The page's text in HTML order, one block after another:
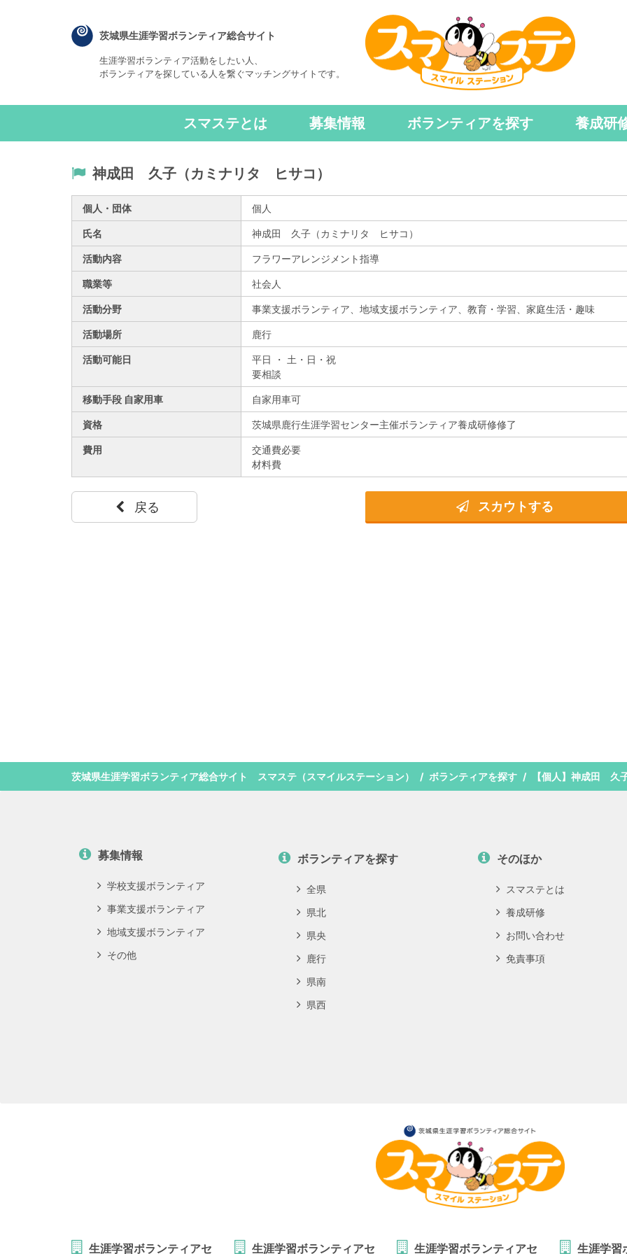
茨城県生涯学習ボランティア総合サイト
生涯学習ボランティア活動をしたい人、
ボランティアを探している人を繋ぐマッチングサイトです。
スマステとは 募集情報 ボランティアを探す 養成研
神成田 久子（カミナリタ ヒサコ）
個人・団体 個人
氏名 神成田 久子（カミナリタ ヒサコ）
活動内容 フラワーアレンジメント指導
職業等 社会人
活動分野 事業支援ボランティア、地域支援ボランティア、教育・学習、家庭生活・趣味
活動場所 鹿行
活動可能日
平日 ・ 土・日・祝
要相談
移動手段 自家用車 自家用車可
資格 茨城県鹿行生涯学習センター主催ボランティア養成研修修了
費用
交通費必要
材料費
戻る スカウトする
茨城県生涯学習ボランティア総合サイト スマステ（スマイルステーション） ボランティアを探す 【個人】神成田 久
募集情報
学校支援ボランティア
事業支援ボランティア
地域支援ボランティア
その他
ボランティアを探す
全県
県北
県央
鹿行
県南
県西
そのほか
スマステとは
養成研修
お問い合わせ
免責事項
生涯学習ボランティアセ 生涯学習ボランティアセ 生涯学習ボランティアセ 生涯学習